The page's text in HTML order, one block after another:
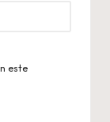
este